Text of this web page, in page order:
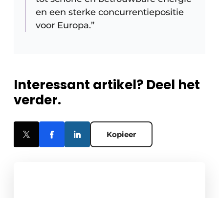
en een sterke concurrentiepositie
voor Europa.”
Interessant artikel? Deel het
verder.
Kopieer